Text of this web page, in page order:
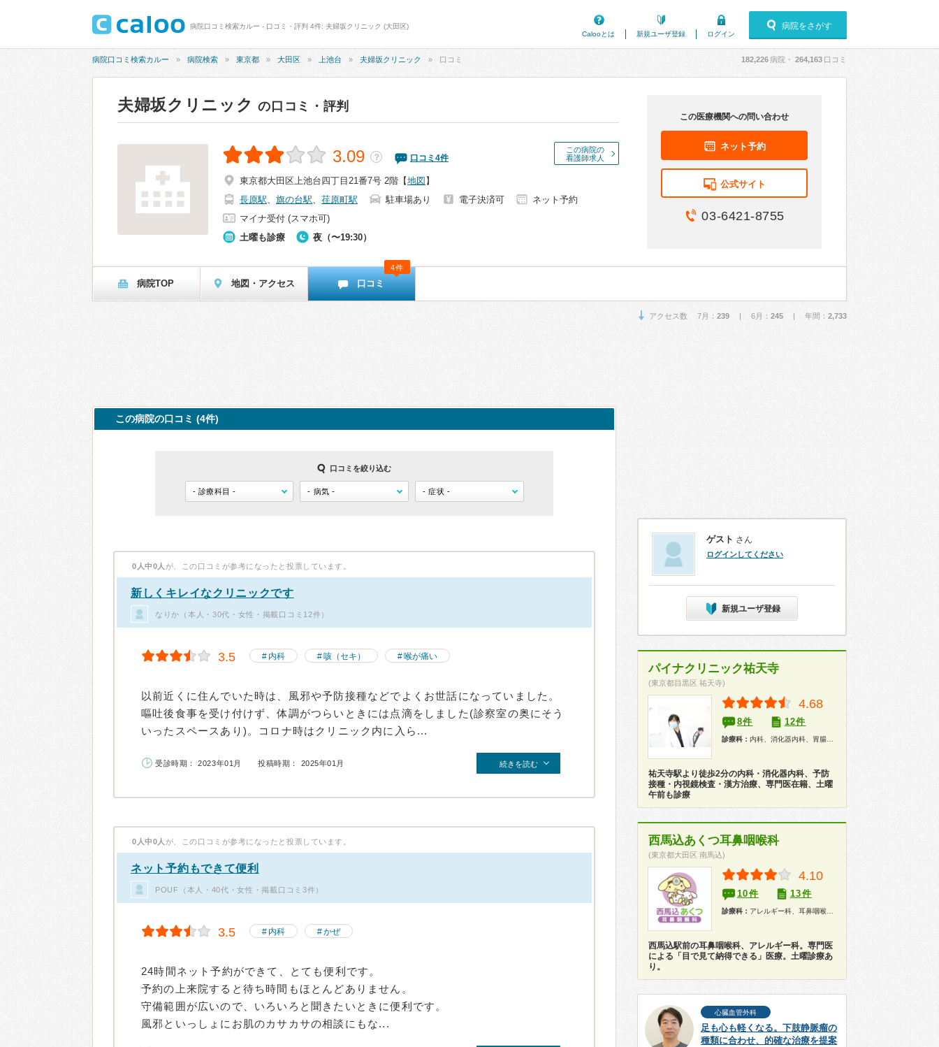
病院口コミ検索カルー - 口コミ・評判 4件: 夫婦坂クリニック (大田区)
Calooとは
新規ユーザ登録 ログイン
病院をさがす
病院口コミ検索カルー 病院検索 東京都 大田区 上池台 夫婦坂クリニック 口コミ 182,226病院・ 264,163 口コミ
夫婦坂クリニック の口コミ・評判
この病院の
看護師求人
3.09 ？ 口コミ 4件
東京都大田区上池台四丁目21番7号 2階 【地図 】
長原駅、 旗の台駅、 荏原町駅 駐車場あり 電子決済可
ネット予約
マイナ受付 (スマホ可)
土曜も診療
夜（〜19:30）
この医療機関への問い合わせ
ネット予約
公式サイト
03-6421-8755
病院TOP 地図・アクセス 口コミ
4件
アクセス数 7月： 239 | 6月： 245 | 年間： 2,733
この病院の口コミ (4件)
口コミを絞り込む
0人中0人 が、この口コミが参考になったと投票しています。
新しくキレイなクリニックです
なりか（本人・30代・女性・掲載口コミ12件）
3.5 内科 咳（セキ） 喉が痛い
以前近くに住んでいた時は、風邪や予防接種などでよくお世話になっていました。
嘔吐後食事を受け付けず、体調がつらいときには点滴をしました(診察室の奥にそう
いったスペースあり)。コロナ時はクリニック内に入ら...
受診時期： 2023年01月 投稿時期： 2025年01月 続きを読む
0人中0人 が、この口コミが参考になったと投票しています。
ネット予約もできて便利
POUF（本人・40代・女性・掲載口コミ3件）
3.5 内科 かぜ
24時間ネット予約ができて、とても便利です。
予約の上来院すると待ち時間もほとんどありません。
守備範囲が広いので、いろいろと聞きたいときに便利です。
風邪といっしょにお肌のカサカサの相談にもな...
ゲスト さん
ログインしてください
新規ユーザ登録
パイナクリニック祐天寺
(東京都目黒区 祐天寺)
4.68
8件 12件
診療科： 内科、消化器内科、胃腸科、漢方、内視鏡、健康診断、人間ドック
祐天寺駅より徒歩2分の内科・消化器内科、予防
接種・内視鏡検査・漢方治療、専門医在籍、土曜
午前も診療
西馬込あくつ耳鼻咽喉科
(東京都大田区 南馬込)
4.10
10件 13件
診療科： アレルギー科、耳鼻咽喉科、小児科
西馬込駅前の耳鼻咽喉科、アレルギー科。専門医
による「目で見て納得できる」医療。土曜診療あ
り。
心臓血管外科
足も心も軽くなる。下肢静脈瘤の
種類に合わせ、的確な治療を提案